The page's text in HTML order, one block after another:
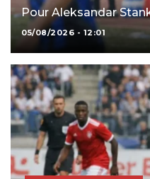
Pour Aleksandar
05/08/2026 - 12:01